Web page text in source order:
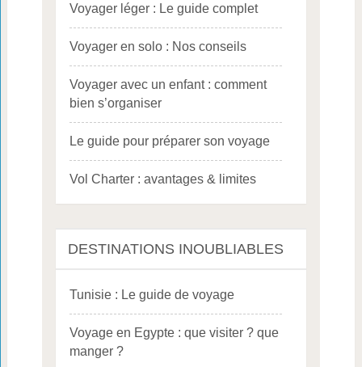
Voyager léger : Le guide complet
Voyager en solo : Nos conseils
Voyager avec un enfant : comment
bien s’organiser
Le guide pour préparer son voyage
Vol Charter : avantages & limites
DESTINATIONS INOUBLIABLES
Tunisie : Le guide de voyage
Voyage en Egypte : que visiter ? que
manger ?